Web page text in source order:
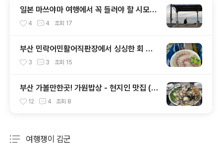
일본 마쓰야마 여행에서 꼭 들러야 할 시모나
다역｜가는 법, 기차 시간표, 일몰까지 완벽
4 4 조회 17
부산 민락어민활어직판장에서 싱싱한 회 포
장 후기 (광안리 해변 근처 먹거리 추천)
3 3 조회 15
부산 가볼만한곳! 가원밥상 - 현지인 맛집 (웨
이팅 필수)
12 4 조회 8
여행쟁이 김군